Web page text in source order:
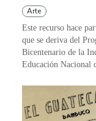
Arte
Este recurso hace
que se deriva del
Bicentenario de la
Educación Nacional